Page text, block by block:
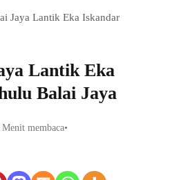
Jaya Lantik Eka Iskandar
Lantik Eka
Balai Jaya
Menit membaca•